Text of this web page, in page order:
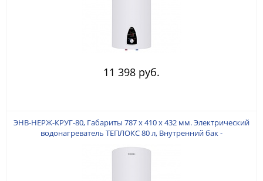
11 398 руб.
ЭНВ-НЕРЖ-КРУГ-80, Габариты 787 х 410 х 432 мм. Электрический
водонагреватель ТЕПЛОКС 80 л, Внутренний бак -
Комплекте.